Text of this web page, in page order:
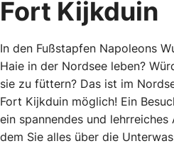
Fort Kijkduin
In den Fußstapfen Napoleons
Haie in der Nordsee leben?
sie zu füttern? Das ist im
Fort Kijkduin möglich! Ein
ein spannendes und lehrreiches
dem Sie alles über die